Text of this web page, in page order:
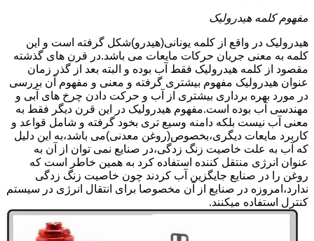
مفهوم کلمه هیدرولیک
هیدرولیک در واقع از کلمه یونانی(هیدرو)شکل گرفته است و این
کلمه به معنی جریان حرکات مایعات می باشد.در قرن های گذشته
مقصود از کلمه هیدرولیک فقط آب بوده و البته بعد از گذر زمان
عنوان هیدرولیک مفهوم بیشتری گرفته و معنی و مفهوم آن بررسی
در مورد بهره برداری بیشتری از آب و حرکت دادن چرخ های آبی و
مهندسی آب بوده است.مفهوم هیدرولیک در این قرن دیگر فقط به
معنی آب نیست بلکه دامنه وسیع تری بخود گرفته و شامل قواعد و
کاربرد مایعات دیگری،بخصوص(روغن معدنی)می باشد،به این دلیل
که آب به علت خاصیت زنگ زدگی،در صنایع نمی توان از آن به
عنوان انرژی منتقل کننده استفاده کرد به همین خاطر است که
روغن را در صنایع جایگزین آب کردند چون خاصیت زنگ زدگی
ندارد،امروزه در صنایع از آن مخصوصا برای انتقال انرژی در سیستم
کنترل استفاده میکنند.